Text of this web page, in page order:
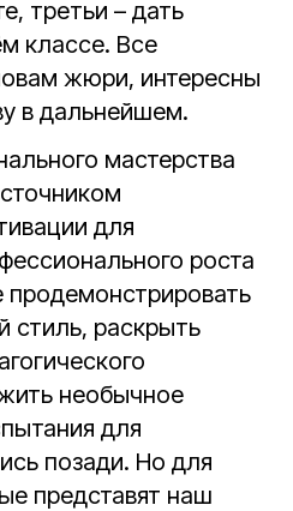
третьи – дать
классе. Все
жюри, интересны
в дальнейшем.
мастерства
для
роста
продемонстрировать
стиль, раскрыть
необычное
для
позади. Но для
представят наш